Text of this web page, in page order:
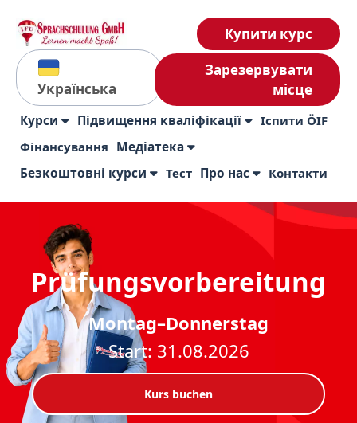
Українська
Купити курс
Зарезервувати
місце
Курси Підвищення кваліфікації
Іспити ÖIF
Фінансування Медіатека
Безкоштовні курси
Тест Про нас Контакти
Prüfungsvorbereitung
Montag–Donnerstag
Start: 31.08.2026
Kurs buchen